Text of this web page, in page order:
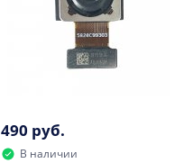
490 руб.
В наличии